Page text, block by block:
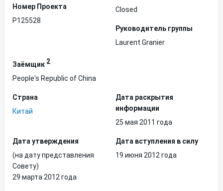
Hомер Проекта
P125528
Closed
Руководитель группы
Laurent Granier
Заёмщик 2
People's Republic of China
Страна
Китай
Дата раскрытия
информации
25 мая 2011 года
Дата утверждения
(на дату представления
Совету)
29 марта 2012 года
Дата вступления в силу
19 июня 2012 года